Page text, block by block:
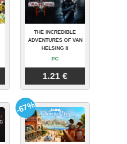
THE INCREDIBLE
ADVENTURES OF VAN
HELSING II
PC
1.21 €
-67%